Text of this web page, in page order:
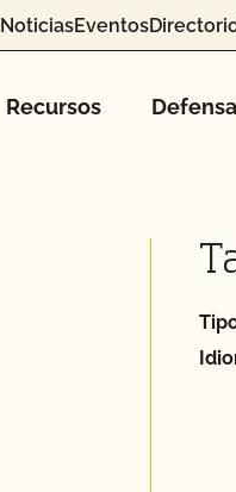
NoticiasEventos
Recursos Defensa